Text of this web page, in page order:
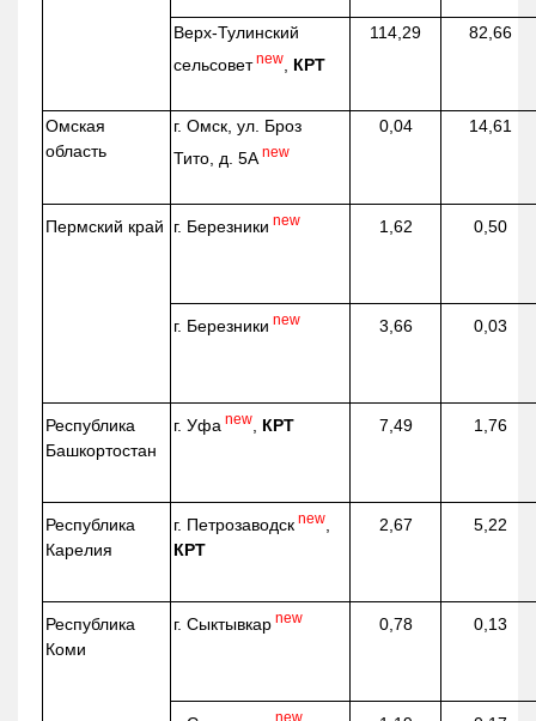
Верх-Тулинский
сельсовет new КРТ
114,29 82,66
Омская
область
г. Омск, ул. Броз
Тито, д. 5А new
0,04 14,61
Пермский край г. Березники new 1,62 0,50
г. Березники new 3,66 0,03
Республика
Башкортостан
г. Уфа new КРТ 7,49 1,76
Республика
Карелия
г. Петрозаводск new
КРТ
2,67 5,22
Республика
Коми
г. Сыктывкар new 0,78 0,13
new